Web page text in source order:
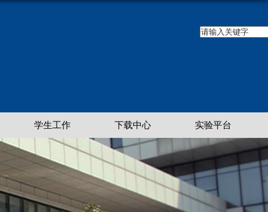
学生工作 下载中心 实验平台